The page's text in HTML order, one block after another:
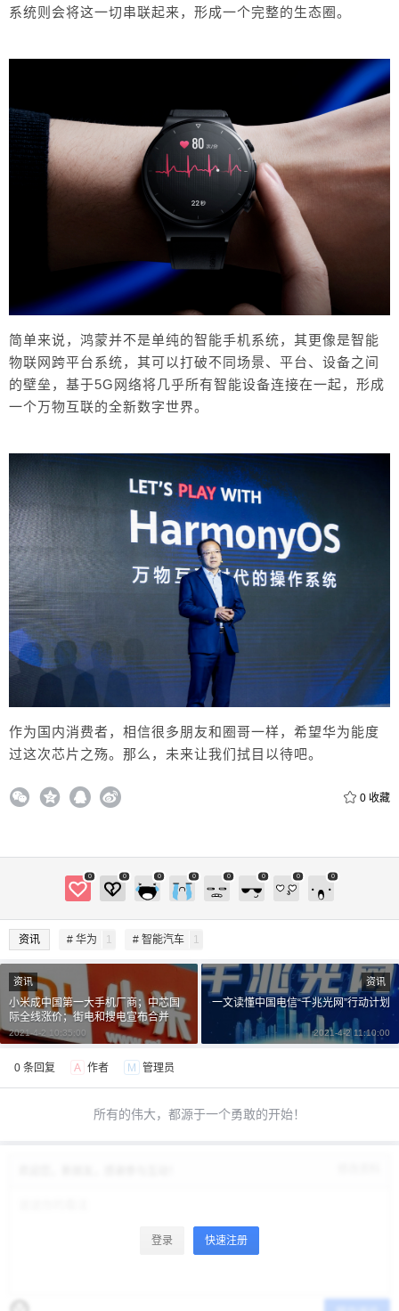
系统则会将这一切串联起来，形成一个完整的生态圈。
简单来说，鸿蒙并不是单纯的智能手机系统，其更像是智能
物联网跨平台系统，其可以打破不同场景、平台、设备之间
的壁垒，基于5G网络将几乎所有智能设备连接在一起，形成
一个万物互联的全新数字世界。
作为国内消费者，相信很多朋友和圈哥一样，希望华为能度
过这次芯片之殇。那么，未来让我们拭目以待吧。
0 收藏
0 0 0 0 0 0 0 0
资讯 # 华为 1 # 智能汽车 1
给鹰视界打赏
50 元 自定义
立刻支付
¥
资讯
小米成中国第一大手机厂商；中芯国
际全线涨价；街电和搜电宣布合并
2021-4-2 10:35:00
资讯
一文读懂中国电信“千兆光网”行动计划
2021-4-2 11:10:00
0 条回复 A 作者 M 管理员
所有的伟大，都源于一个勇敢的开始！
登录 快速注册
6位以上
忘记密码？